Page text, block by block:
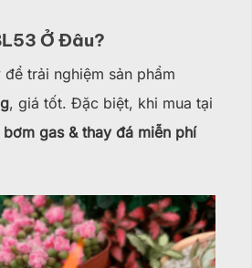
Ở Đâu?
trải nghiệm sản phẩm
, giá tốt. Đặc biệt, khi mua tại
bơm gas & thay đá miễn phí